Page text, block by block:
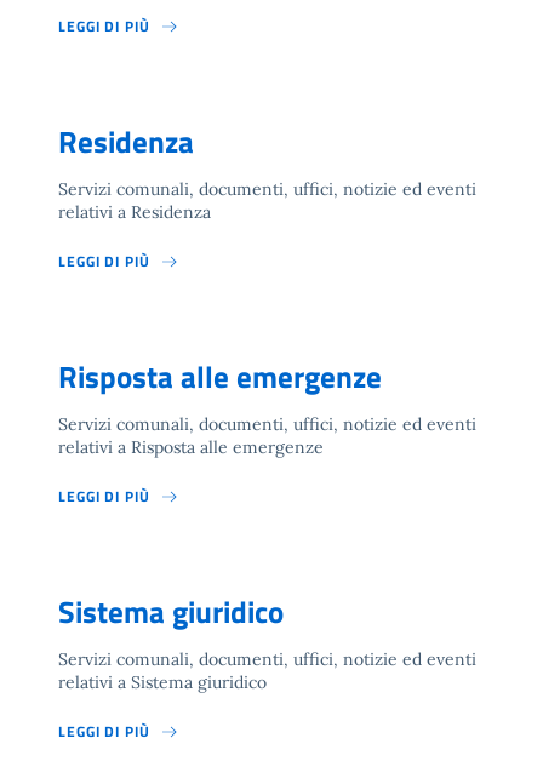
LEGGI DI PIÙ
Residenza
Servizi comunali, documenti, uffici, notizie ed eventi
relativi a Residenza
LEGGI DI PIÙ
Risposta alle emergenze
Servizi comunali, documenti, uffici, notizie ed eventi
relativi a Risposta alle emergenze
LEGGI DI PIÙ
Sistema giuridico
Servizi comunali, documenti, uffici, notizie ed eventi
relativi a Sistema giuridico
LEGGI DI PIÙ